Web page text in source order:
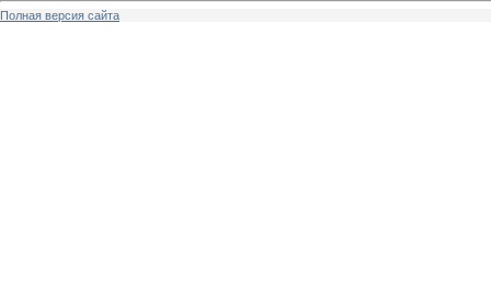
Полная версия сайта